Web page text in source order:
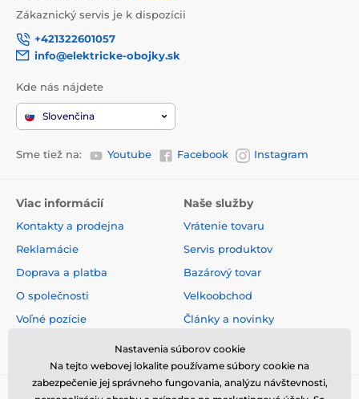
Zákaznický servis je k dispozícii
+421322601057
info@elektricke-obojky.sk
Kde nás nájdete
Slovenčina
Sme tiež na: Youtube Facebook Instagram
Viac informácií
Kontakty a prodejna
Reklamácie
Doprava a platba
O společnosti
Voľné pozície
Naše služby
Vrátenie tovaru
Servis produktov
Bazárový tovar
Velkoobchod
Články a novinky
Nastavenia súborov cookie
Na tejto webovej lokalite používame súbory cookie na
zabezpečenie jej správneho fungovania, analýzu návštevnosti,